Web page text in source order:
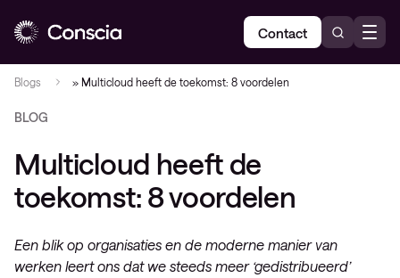
Contact
Blogs » Multicloud heeft de toekomst: 8 voordelen
BLOG
Multicloud heeft de
toekomst: 8 voordelen
Een blik op organisaties en de moderne manier van
werken leert ons dat we steeds meer ‘gedistribueerd’